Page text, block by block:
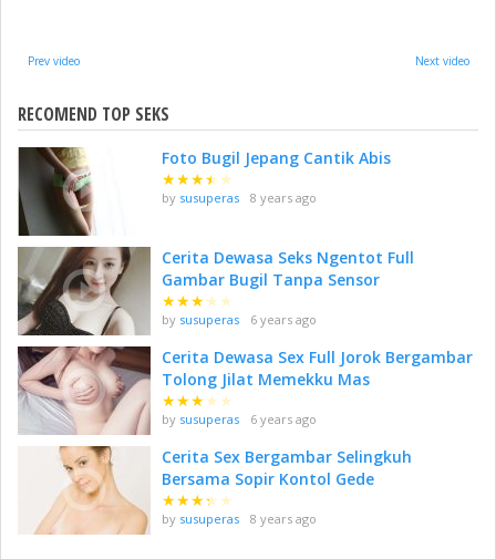
Prev video Next video
RECOMEND TOP SEKS
Foto Bugil Jepang Cantik Abis
★★★★ ★
by susuperas 8 years ago
Cerita Dewasa Seks Ngentot Full
Gambar Bugil Tanpa Sensor
★★★★ ★
by susuperas 6 years ago
Cerita Dewasa Sex Full Jorok Bergambar
Tolong Jilat Memekku Mas
★★★★ ★
by susuperas 6 years ago
Cerita Sex Bergambar Selingkuh
Bersama Sopir Kontol Gede
★★★★ ★
by susuperas 8 years ago